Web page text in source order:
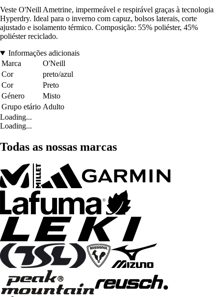
Veste O'Neill Ametrine, impermeável e respirável graças à tecnologia
Hyperdry. Ideal para o inverno com capuz, bolsos laterais, corte
ajustado e isolamento térmico. Composição: 55% poliéster, 45%
poliéster reciclado.
Informações adicionais
Marca
O'Neill
Cor
preto/azul
Cor
Preto
Género
Misto
Grupo etário Adulto
Loading...
Loading...
Todas as nossas marcas